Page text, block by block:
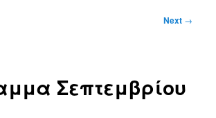
Next →
Σεπτεμβρίου